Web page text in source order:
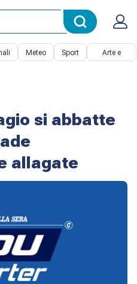
Meteo Sport Arte e
si abbatte
allagate